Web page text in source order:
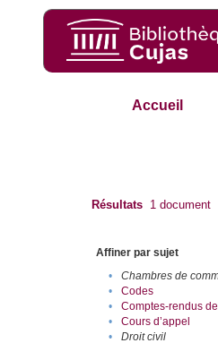
Accueil
Résultats 1 document
Affiner par sujet
•
Chambres de
•
Codes
•
Comptes-rendus
•
Cours d’appel
•
Droit civil